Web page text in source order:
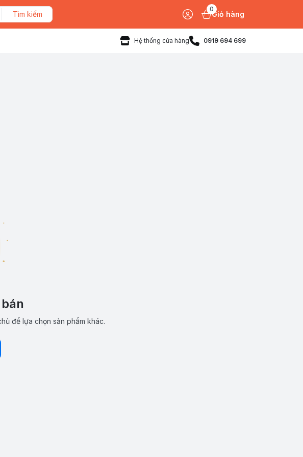
Tìm kiếm
0
Giỏ hàng
Hệ thống cửa hàng 0919 694 699
để lựa chọn sản phẩm khác.